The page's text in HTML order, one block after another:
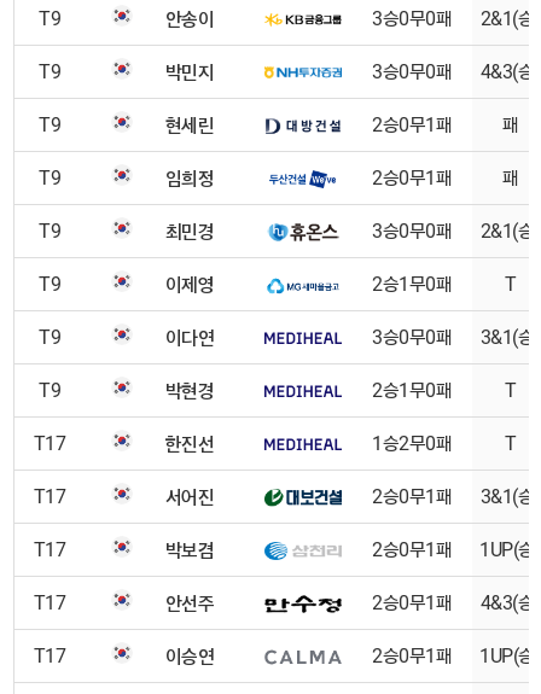
T9 안송이 3승0무0패 2&1(승)
T9 박민지 3승0무0패 4&3(승)
T9 현세린 2승0무1패 패
T9 임희정 2승0무1패 패
T9 최민경 3승0무0패 2&1(승)
T9 이제영 2승1무0패 T
T9 이다연 3승0무0패 3&1(승)
T9 박현경 2승1무0패 T
T17 한진선 1승2무0패 T
T17 서어진 2승0무1패 3&1(승)
T17 박보겸 2승0무1패 1UP(승)
T17 안선주 2승0무1패 4&3(승)
T17 이승연 2승0무1패 1UP(승)